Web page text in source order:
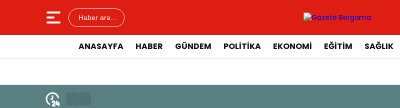
Haber ara...
ANASAYFA HABER GÜNDEM POLİTİKA EKONOMİ EĞİTİM SAĞLIK